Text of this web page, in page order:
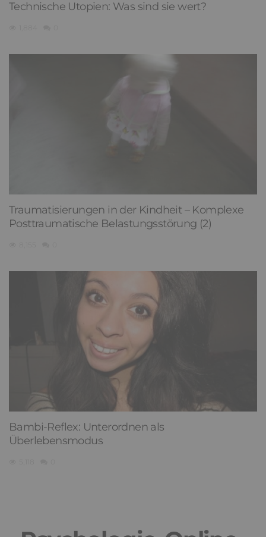
Technische Utopien: Was sind sie wert?
Traumatisierungen in der Kindheit – Komplexe
Posttraumatische Belastungsstörung (2)
Bambi-Reflex: Unterordnen als
Überlebensmodus